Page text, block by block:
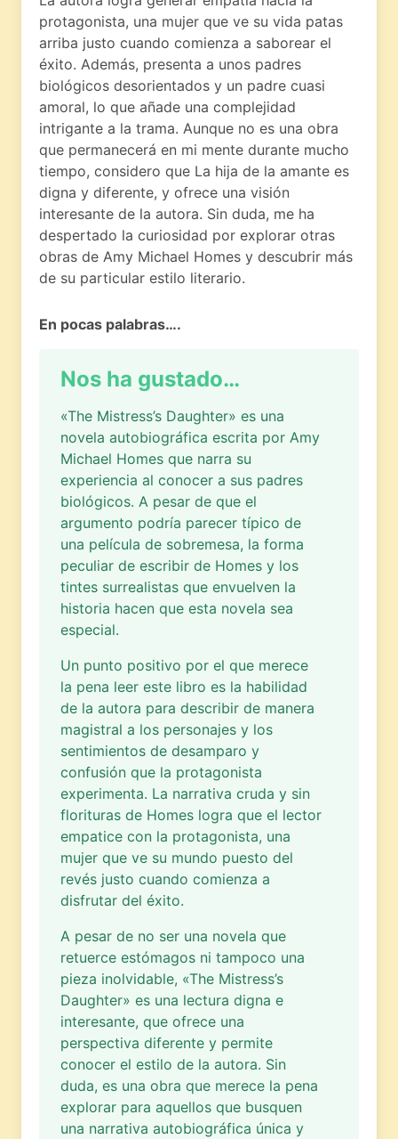
protagonista, una mujer que ve su vida patas
arriba justo cuando comienza a saborear el
éxito. Además, presenta a unos padres
biológicos desorientados y un padre cuasi
amoral, lo que añade una complejidad
intrigante a la trama. Aunque no es una obra
que permanecerá en mi mente durante mucho
tiempo, considero que La hija de la amante es
digna y diferente, y ofrece una visión
interesante de la autora. Sin duda, me ha
despertado la curiosidad por explorar otras
obras de Amy Michael Homes y descubrir más
de su particular estilo literario.
En pocas palabras….
Nos ha gustado…
«The Mistress’s Daughter» es una
novela autobiográfica escrita por Amy
Michael Homes que narra su
experiencia al conocer a sus padres
biológicos. A pesar de que el
argumento podría parecer típico de
una película de sobremesa, la forma
peculiar de escribir de Homes y los
tintes surrealistas que envuelven la
historia hacen que esta novela sea
especial.
Un punto positivo por el que merece
la pena leer este libro es la habilidad
de la autora para describir de manera
magistral a los personajes y los
sentimientos de desamparo y
confusión que la protagonista
experimenta. La narrativa cruda y sin
florituras de Homes logra que el lector
empatice con la protagonista, una
mujer que ve su mundo puesto del
revés justo cuando comienza a
disfrutar del éxito.
A pesar de no ser una novela que
retuerce estómagos ni tampoco una
pieza inolvidable, «The Mistress’s
Daughter» es una lectura digna e
interesante, que ofrece una
perspectiva diferente y permite
conocer el estilo de la autora. Sin
duda, es una obra que merece la pena
explorar para aquellos que busquen
una narrativa autobiográfica única y